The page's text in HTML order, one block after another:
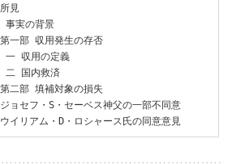
ウイリアム・D・ロシャース氏の同意意見